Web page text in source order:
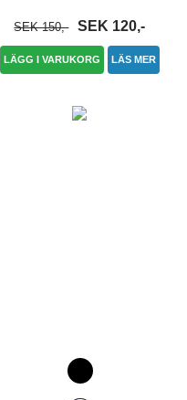
SEK 150,- SEK 120,-
LÄGG I VARUKORG LÄS MER